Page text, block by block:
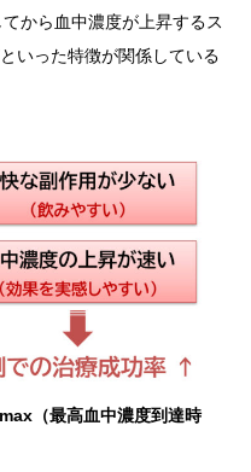
から血中濃度が上昇するス
いった特徴が関係している
（最高血中濃度到達時